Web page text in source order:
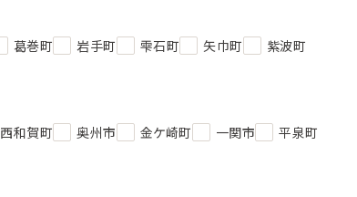
葛巻町 岩手町 雫石町 矢巾町 紫波町
西和賀町 奥州市 金ケ崎町 一関市 平泉町